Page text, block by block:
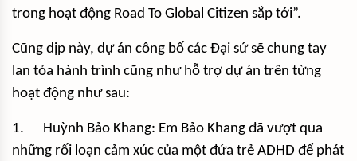
trong hoạt động Road To Global Citizen sắp tới”.
Cũng dịp này, dự án công bố các Đại sứ sẽ chung tay
lan tỏa hành trình cũng như hỗ trợ dự án trên từng
hoạt động như sau:
1. Huỳnh Bảo Khang: Em Bảo Khang đã vượt qua
những rối loạn cảm xúc của một đứa trẻ ADHD để phát